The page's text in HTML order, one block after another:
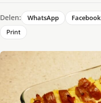
Delen: WhatsApp Facebook
Print